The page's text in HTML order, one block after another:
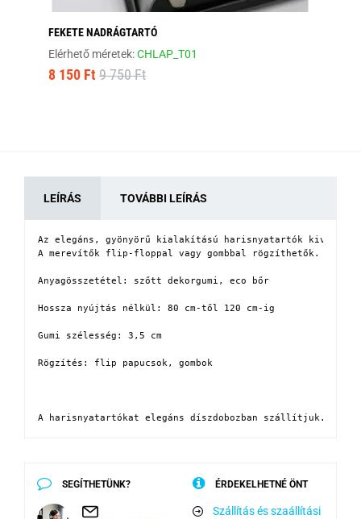
FEKETE NADRÁGTARTÓ
Elérhető méretek:CHLAP_T01
8 150 Ft 9 750 Ft
LEÍRÁS TOVÁBBI LEÍRÁS
Az elegáns, gyönyörű kialakítású harisnyatartók kiváló
A merevítők flip-floppal vagy gombbal rögzíthetők. Maga
Anyagösszetétel: szőtt dekorgumi, eco bőr
Hossza nyújtás nélkül: 80 cm-től 120 cm-ig
Gumi szélesség: 3,5 cm
Rögzítés: flip papucsok, gombok
A harisnyatartókat elegáns díszdobozban szállítjuk.
SEGÍTHETÜNK? ÉRDEKELHETNÉ ÖNT
Szállítás és szaállítási